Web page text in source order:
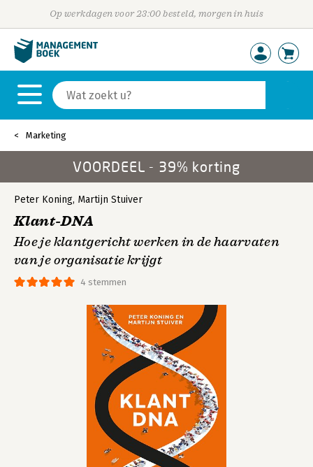
Op werkdagen voor 23:00 besteld, morgen in huis
Marketing
VOORDEEL - 39% korting
4 stemmen
Peter Koning, Martijn Stuiver
Klant-DNA
Hoe je klantgericht werken in de haarvaten
van je organisatie krijgt